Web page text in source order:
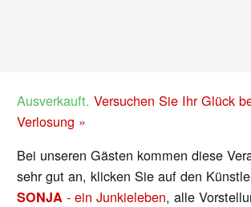
Ausverkauft.Versuchen Sie Ihr Glück
Verlosung »
Bei unseren Gästen kommen diese
sehr gut an, klicken Sie auf den
SONJA - ein Junkieleben, alle